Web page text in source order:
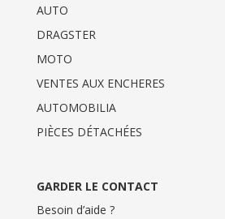
AUTO
DRAGSTER
MOTO
VENTES AUX ENCHERES
AUTOMOBILIA
PIÈCES DÉTACHÉES
GARDER LE CONTACT
Besoin d’aide ?